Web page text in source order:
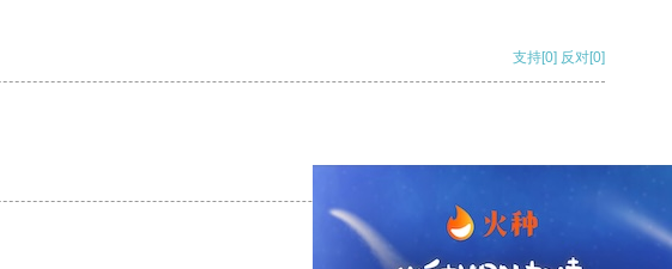
支持[0] 反对[0]